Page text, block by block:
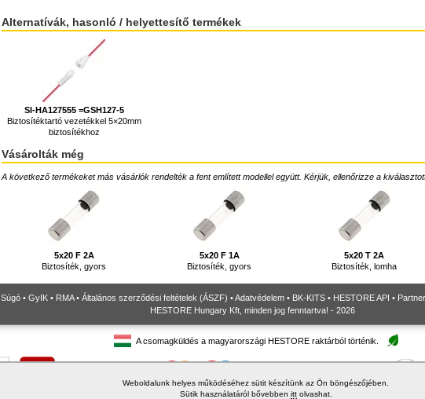
Alternatívák, hasonló / helyettesítő termékek
SI-HA127555 =GSH127-5
Biztosítéktartó vezetékkel 5×20mm
biztosítékhoz
Vásárolták még
A következő termékeket más vásárlók rendelték a fent említett modellel együtt. Kérjük, ellenőrizze a
5x20 F 2A
Biztosíték, gyors
5x20 F 1A
Biztosíték, gyors
5x20 T 2A
Biztosíték, lomha
Súgó • GyIK • RMA• Általános szerződési feltételek (ÁSZF) •Adatvédelem • BK-KITS • HESTORE API •
HESTORE Hungary Kft, minden jog fenntartva! - 2026
Weboldalunk helyes működéséhez sütit készítünk az Ön böngészőjében.
Sütik használatáról bővebben ittolvashat.
A csomagküldés a magyarországi HESTORE raktárból történik.